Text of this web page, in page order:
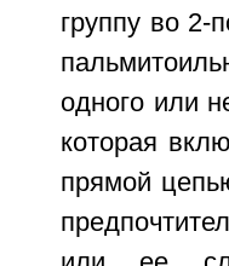
группу во 2-
одного или
которая
прямой